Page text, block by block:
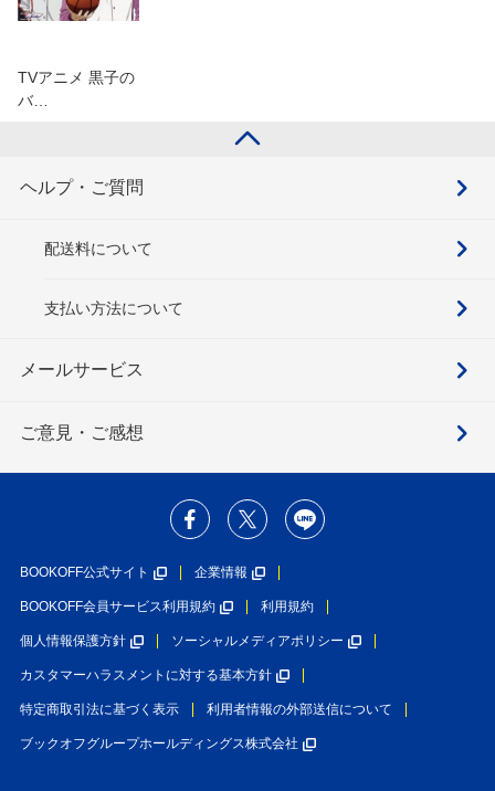
TVアニメ 黒子の
バ…
ヘルプ・ご質問
配送料について
支払い方法について
メールサービス
ご意見・ご感想
BOOKOFF公式サイト 企業情報
BOOKOFF会員サービス利用規約 利用規約
個人情報保護方針 ソーシャルメディアポリシー
カスタマーハラスメントに対する基本方針
特定商取引法に基づく表示 利用者情報の外部送信について
ブックオフグループホールディングス株式会社